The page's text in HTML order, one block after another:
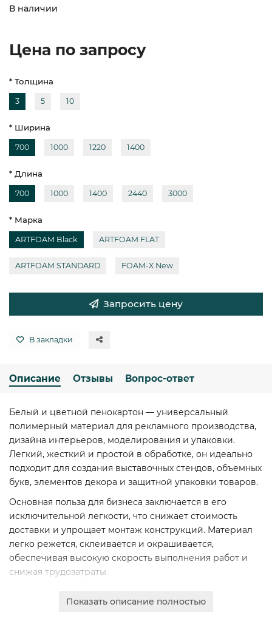
В наличии
Цена по запросу
* Толщина
3 5 10
* Ширина
700 1000 1220 1400
* Длина
700 1000 1400 2440 3000
* Марка
ARTFOAM Black ARTFOAM FLAT
ARTFOAM STANDARD FOAM-X New
Запросить цену
В закладки
Описание Отзывы Вопрос-ответ
Белый и цветной пенокартон — универсальный
полимерный материал для рекламного производства,
дизайна интерьеров, моделирования и упаковки.
Легкий, жесткий и простой в обработке, он идеально
подходит для создания выставочных стендов, объемных
букв, элементов декора и защитной упаковки товаров.
Основная польза для бизнеса заключается в его
исключительной легкости, что снижает стоимость
доставки и упрощает монтаж конструкций. Материал
легко режется, склеивается и окрашивается,
обеспечивая высокую скорость выполнения работ и
снижая трудозатраты.
ARTFOAM Black, ARTFOAM FLAT, ARTFOAM STANDARD и
Показать описание полностью